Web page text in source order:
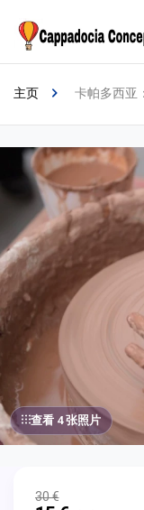
主页 卡帕多西亚
查看 4 张照片
30 €